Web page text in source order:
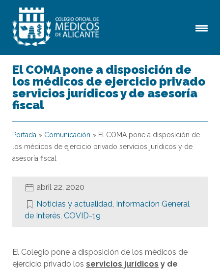
El COMA pone a disposición de
los médicos de ejercicio privado
servicios jurídicos y de asesoría
fiscal
Portada » Comunicación » El COMA pone a disposición de
los médicos de ejercicio privado servicios jurídicos y de
asesoría fiscal
abril 22, 2020
Noticias y actualidad, Información General
de Interés, COVID-19
El Colegio pone a disposición de los médicos de
ejercicio privado los servicios jurídicos y de